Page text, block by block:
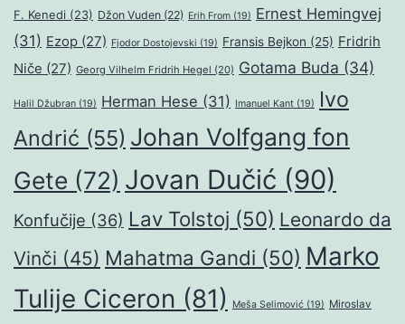
F. Kenedi (23) Džon Vuden (22) Erih From (19) Ernest Hemingvej
(31) Ezop (27) Fjodor Dostojevski (19) Fransis Bejkon (25) Fridrih
Niče (27) Georg Vilhelm Fridrih Hegel (20) Gotama Buda (34)
Halil Džubran (19) Herman Hese (31) Imanuel Kant (19)
Ivo
Andrić (55) Johan Volfgang fon
Gete (72) Jovan Dučić (90)
Konfučije (36) Lav Tolstoj (50) Leonardo da
Vinči (45) Mahatma Gandi (50) Marko
Tulije Ciceron (81) Meša Selimović (19) Miroslav